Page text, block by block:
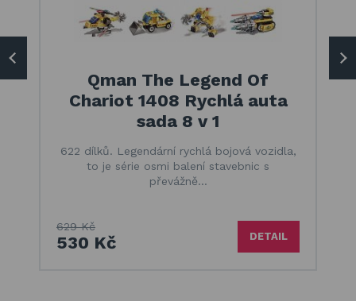
Qman The Legend Of
Chariot 1408 Rychlá auta
sada 8 v 1
622 dílků. Legendární rychlá bojová vozidla,
to je série osmi balení stavebnic s
převážně…
629 Kč
530 Kč DETAIL